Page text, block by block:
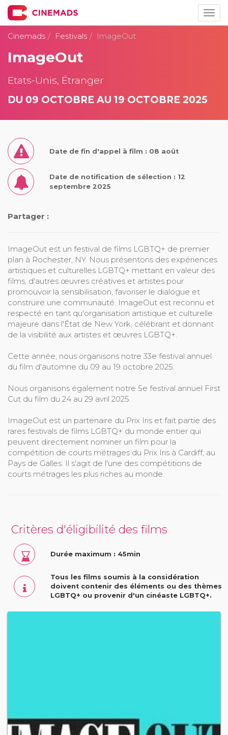
Cinemads
Festivals ImageOut
ImageOut
Etats-Unis, Étranger
DU 09 OCTOBRE AU 19 OCTOBRE 2025
Date de fin d'appel à film : 08 août
Date de notification de sélection : 12
septembre 2025
Partager :
ImageOut est un festival de films LGBTQ+ de premier
plan à Rochester, NY. Nous présentons des expériences
artistiques et culturelles LGBTQ+ mettant en valeur des
films, d'autres œuvres créatives et artistes pour
promouvoir la sensibilisation, favoriser le dialogue et
construire une communauté. ImageOut est reconnu et
respecté en tant qu'organisation artistique et culturelle
majeure dans l'État de New York, célébrant et donnant
de la visibilité aux artistes et œuvres LGBTQ+.
Cette année, nous organisons notre 33e festival annuel
du film d'automne du 09 au 19 octobre 2025.
Nous organisons également notre 5e festival annuel First
Cut du film du 24 au 29 avril 2025.
ImageOut est un partenaire du Prix Iris et fait partie des
rares festivals de films LGBTQ+ du monde entier qui
peuvent directement nominer un film pour la
compétition de courts métrages du Prix Iris à Cardiff, au
Pays de Galles. Il s'agit de l'une des compétitions de
courts métrages les plus riches au monde.
Critères d'éligibilité des films
Durée maximum : 45min
Tous les films soumis à la considération
doivent contenir des éléments ou des thèmes
LGBTQ+ ou provenir d'un cinéaste LGBTQ+.